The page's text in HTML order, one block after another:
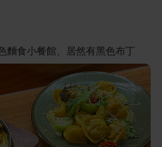
麵食小餐館、居然有黑色布丁